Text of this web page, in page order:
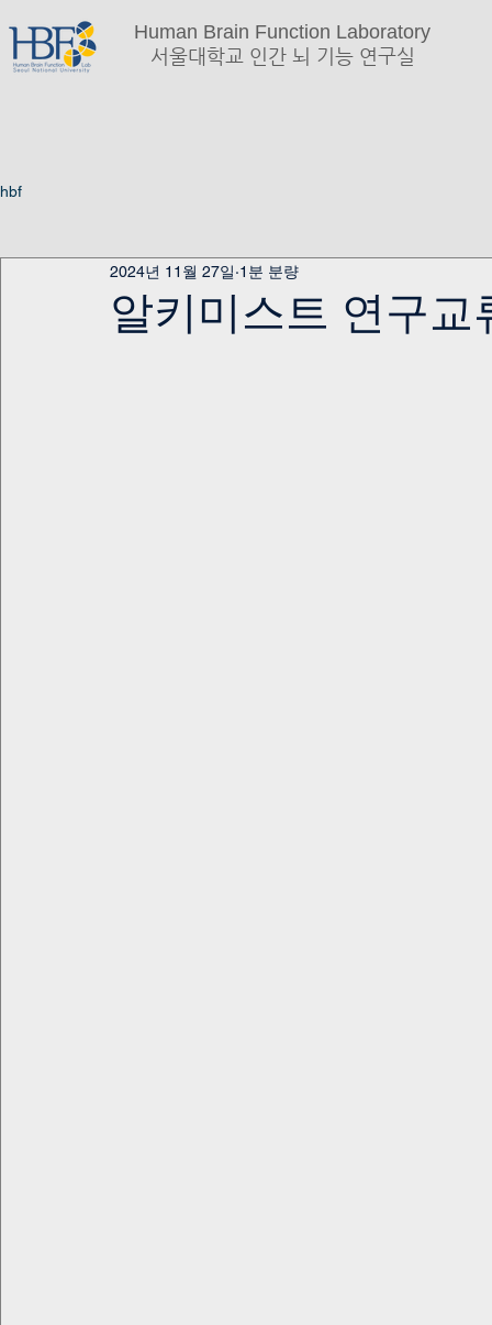
Human Brain Function Laboratory
서울대학교 인간 뇌 기능 연구실
hbf
알키미스트 연구교
2024년 11월 27일 1분 분량